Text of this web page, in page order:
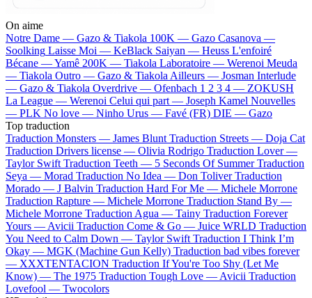
On aime
Notre Dame — Gazo & Tiakola 100K — Gazo Casanova —
Soolking Laisse Moi — KeBlack Saiyan — Heuss L'enfoiré
Bécane —Yamê 200K — Tiakola Laboratoire — Werenoi Meuda
— Tiakola Outro — Gazo & Tiakola Ailleurs — Josman Interlude
— Gazo & Tiakola Overdrive — Ofenbach 1 2 3 4 — ZOKUSH
La League — Werenoi Celui qui part — Joseph Kamel Nouvelles
— PLK No love — Ninho Urus — Favé (FR) DIE — Gazo
Top traduction
Traduction Monsters — James Blunt Traduction Streets — Doja Cat
Traduction Drivers license — Olivia Rodrigo Traduction Lover —
Taylor Swift Traduction Teeth — 5 Seconds Of Summer Traduction
Seya — Morad Traduction No Idea — Don Toliver Traduction
Morado — J Balvin Traduction Hard For Me — Michele Morrone
Traduction Rapture — Michele Morrone Traduction Stand By —
Michele Morrone Traduction Agua — Tainy Traduction Forever
Yours — Avicii Traduction Come & Go — Juice WRLD Traduction
You Need to Calm Down — Taylor Swift Traduction I Think I’m
Okay — MGK (Machine Gun Kelly) Traduction bad vibes forever
— XXXTENTACION Traduction If You're Too Shy (Let Me
Know) — The 1975 Traduction Tough Love — Avicii Traduction
Lovefool — Twocolors